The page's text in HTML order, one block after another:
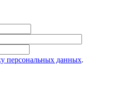
персональных данных.